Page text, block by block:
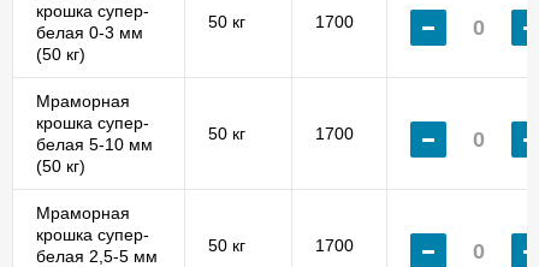
крошка супер-
белая 0-3 мм
(50 кг)
50 кг 1700
Мраморная
крошка супер-
белая 5-10 мм
(50 кг)
50 кг 1700
Мраморная
крошка супер-
белая 2,5-5 мм
50 кг 1700